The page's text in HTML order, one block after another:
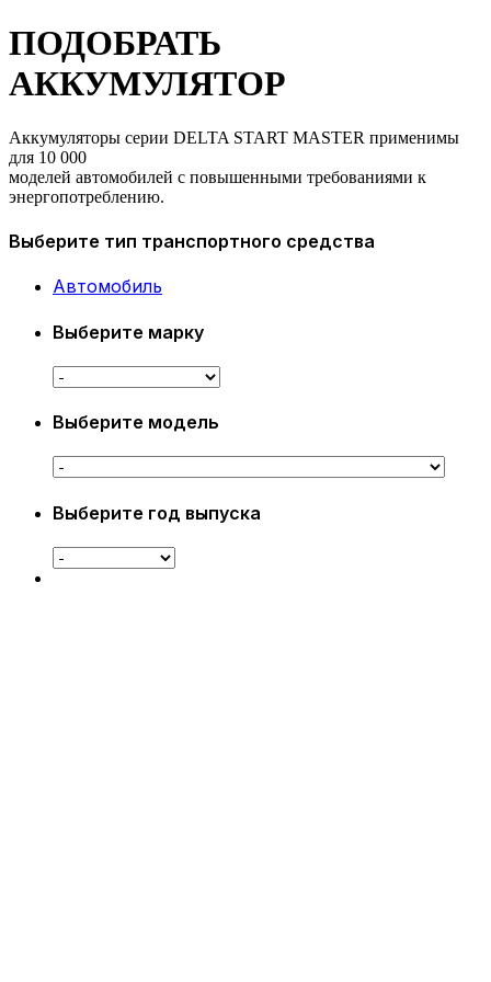
ПОДОБРАТЬ
АККУМУЛЯТОР
Аккумуляторы серии DELTA START MASTER применимы
для 10 000
моделей автомобилей с повышенными требованиями к
энергопотреблению.
Выберите тип транспортного средства
Автомобиль
Выберите марку
Выберите модель
Выберите год выпуска